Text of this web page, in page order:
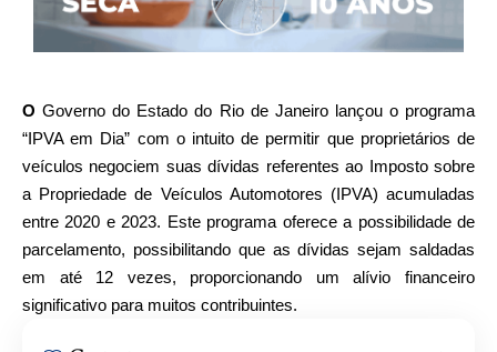
O Governo do Estado do Rio de Janeiro lançou o programa
“IPVA em Dia” com o intuito de permitir que proprietários de
veículos negociem suas dívidas referentes ao Imposto sobre
a Propriedade de Veículos Automotores (IPVA) acumuladas
entre 2020 e 2023. Este programa oferece a possibilidade de
parcelamento, possibilitando que as dívidas sejam saldadas
em até 12 vezes, proporcionando um alívio financeiro
significativo para muitos contribuintes.